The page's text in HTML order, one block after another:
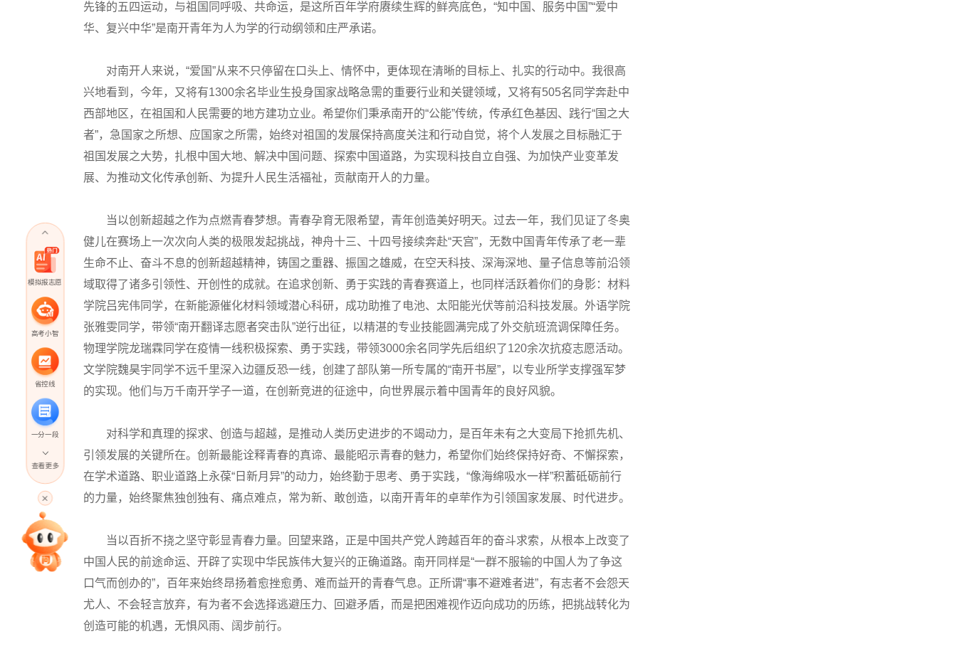
先锋的五四运动，与祖国同呼吸、共命运，是这所百年学府赓续生辉的鲜亮底色，“知中国、服务中国”“爱中
华、复兴中华”是南开青年为人为学的行动纲领和庄严承诺。
对南开人来说，“爱国”从来不只停留在口头上、情怀中，更体现在清晰的目标上、扎实的行动中。我很高
兴地看到，今年，又将有1300余名毕业生投身国家战略急需的重要行业和关键领域，又将有505名同学奔赴中
西部地区，在祖国和人民需要的地方建功立业。希望你们秉承南开的“公能”传统，传承红色基因、践行“国之大
者”，急国家之所想、应国家之所需，始终对祖国的发展保持高度关注和行动自觉，将个人发展之目标融汇于
祖国发展之大势，扎根中国大地、解决中国问题、探索中国道路，为实现科技自立自强、为加快产业变革发
展、为推动文化传承创新、为提升人民生活福祉，贡献南开人的力量。
当以创新超越之作为点燃青春梦想。青春孕育无限希望，青年创造美好明天。过去一年，我们见证了冬奥
健儿在赛场上一次次向人类的极限发起挑战，神舟十三、十四号接续奔赴“天宫”，无数中国青年传承了老一辈
生命不止、奋斗不息的创新超越精神，铸国之重器、振国之雄威，在空天科技、深海深地、量子信息等前沿领
域取得了诸多引领性、开创性的成就。在追求创新、勇于实践的青春赛道上，也同样活跃着你们的身影：材料
学院吕宪伟同学，在新能源催化材料领域潜心科研，成功助推了电池、太阳能光伏等前沿科技发展。外语学院
张雅雯同学，带领“南开翻译志愿者突击队”逆行出征，以精湛的专业技能圆满完成了外交航班流调保障任务。
物理学院龙瑞霖同学在疫情一线积极探索、勇于实践，带领3000余名同学先后组织了120余次抗疫志愿活动。
文学院魏昊宇同学不远千里深入边疆反恐一线，创建了部队第一所专属的“南开书屋”，以专业所学支撑强军梦
的实现。他们与万千南开学子一道，在创新竞进的征途中，向世界展示着中国青年的良好风貌。
对科学和真理的探求、创造与超越，是推动人类历史进步的不竭动力，是百年未有之大变局下抢抓先机、
引领发展的关键所在。创新最能诠释青春的真谛、最能昭示青春的魅力，希望你们始终保持好奇、不懈探索，
在学术道路、职业道路上永葆“日新月异”的动力，始终勤于思考、勇于实践，“像海绵吸水一样”积蓄砥砺前行
的力量，始终聚焦独创独有、痛点难点，常为新、敢创造，以南开青年的卓荦作为引领国家发展、时代进步。
当以百折不挠之坚守彰显青春力量。回望来路，正是中国共产党人跨越百年的奋斗求索，从根本上改变了
中国人民的前途命运、开辟了实现中华民族伟大复兴的正确道路。南开同样是“一群不服输的中国人为了争这
口气而创办的”，百年来始终昂扬着愈挫愈勇、难而益开的青春气息。正所谓“事不避难者进”，有志者不会怨天
尤人、不会轻言放弃，有为者不会选择逃避压力、回避矛盾，而是把困难视作迈向成功的历练，把挑战转化为
创造可能的机遇，无惧风雨、阔步前行。
模拟报志愿
高考小智
省控线
一分一段
高考直播
专家指导课
查看更多